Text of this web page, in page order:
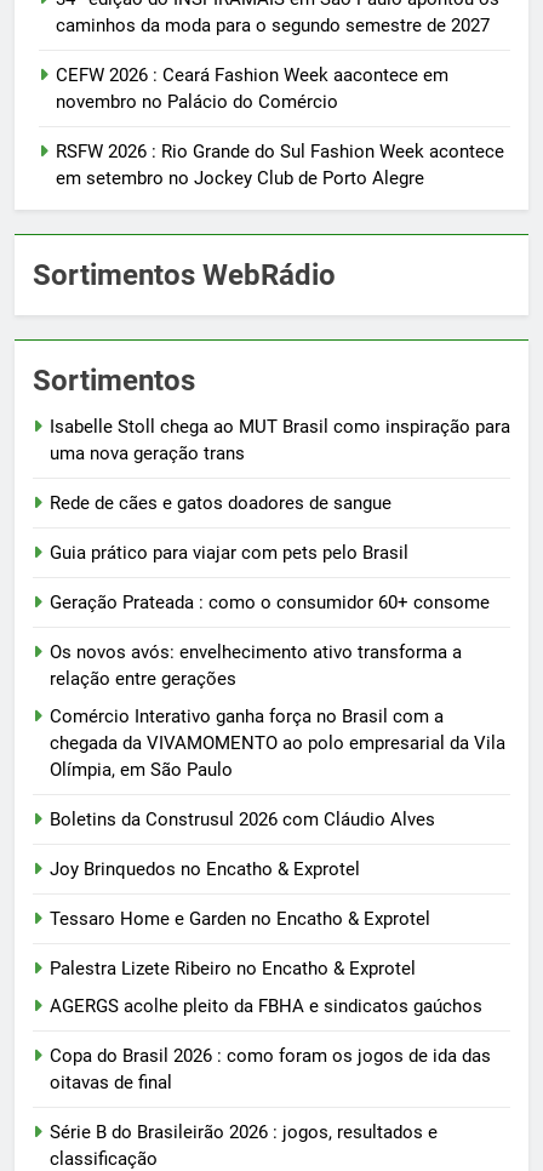
caminhos da moda para o segundo semestre de 2027
CEFW 2026 : Ceará Fashion Week aacontece em
novembro no Palácio do Comércio
RSFW 2026 : Rio Grande do Sul Fashion Week acontece
em setembro no Jockey Club de Porto Alegre
Sortimentos WebRádio
Sortimentos
Isabelle Stoll chega ao MUT Brasil como inspiração para
uma nova geração trans
Rede de cães e gatos doadores de sangue
Guia prático para viajar com pets pelo Brasil
Geração Prateada : como o consumidor 60+ consome
Os novos avós: envelhecimento ativo transforma a
relação entre gerações
Comércio Interativo ganha força no Brasil com a
chegada da VIVAMOMENTO ao polo empresarial da Vila
Olímpia, em São Paulo
Boletins da Construsul 2026 com Cláudio Alves
Joy Brinquedos no Encatho & Exprotel
Tessaro Home e Garden no Encatho & Exprotel
Palestra Lizete Ribeiro no Encatho & Exprotel
AGERGS acolhe pleito da FBHA e sindicatos gaúchos
Copa do Brasil 2026 : como foram os jogos de ida das
oitavas de final
Série B do Brasileirão 2026 : jogos, resultados e
classificação